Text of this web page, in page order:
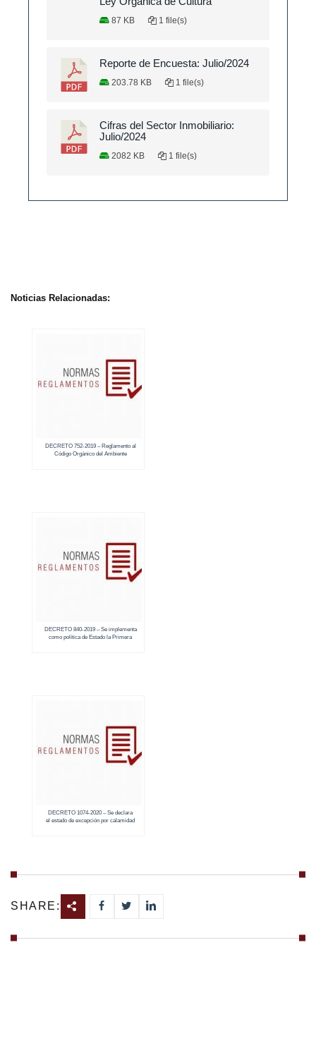
87 KB 1 file(s)
Reporte de Encuesta: Julio/2024
203.78 KB 1 file(s)
Cifras del Sector Inmobiliario:
Julio/2024
2082 KB 1 file(s)
Noticias Relacionadas:
DECRETO 752-2019 – Reglamento al
Código Orgánico del Ambiente
DECRETO 840-2019 – Se implementa
como política de Estado la Primera
DECRETO 1074-2020 – Se declara
el estado de excepción por calamidad
SHARE: